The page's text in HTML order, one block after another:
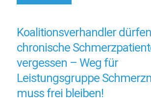
Koalitionsverhandler dürfen
chronische
vergessen – Weg für
Leistungsgruppe
muss frei bleiben!